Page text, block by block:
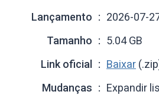
Lançamento
2026-07-
Tamanho
5.04 GB
Link oficial
Baixar
Mudanças
Expandir